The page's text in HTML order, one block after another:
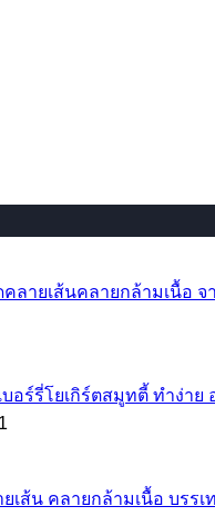
ลายเส้นคลายกล้ามเนื้อ
อร์รี่โยเกิร์ตสมูทตี้ ทำง่าย
เส้น คลายกล้ามเนื้อ บรร